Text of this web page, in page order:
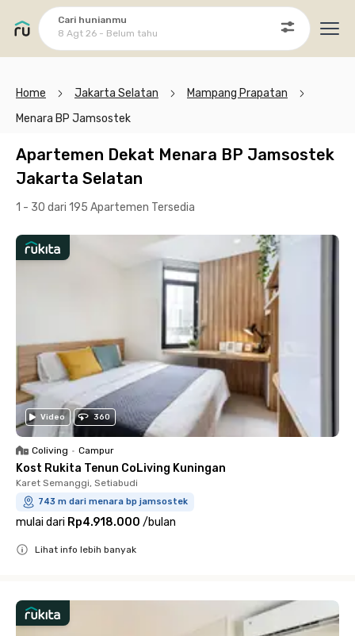
Cari hunianmu
8 Agt 26 - Belum tahu
Home Jakarta Selatan
Mampang Prapatan
Menara BP Jamsostek
Apartemen Dekat Menara BP Jamsostek
Jakarta Selatan
1 - 30 dari 195 Apartemen Tersedia
Video 360
Coliving • Campur
Kost Rukita Tenun CoLiving Kuningan
Karet Semanggi, Setiabudi
743 m dari menara bp jamsostek
mulai dari Rp4.918.000 /bulan
Lihat info lebih banyak